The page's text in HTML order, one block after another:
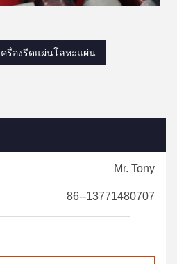
ครื่องรีดแผ่นโลหะแผ่น
Mr. Tony
86--13771480707